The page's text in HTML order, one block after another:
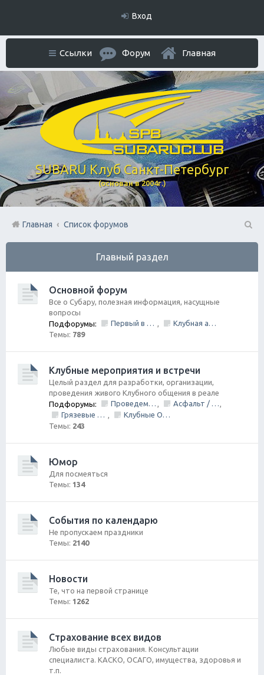
Вход
SUBARU Клуб Санкт-Петербург
(основан в 2004г.)
Ссылки Форум Главная
Главная
Список форумов
П
Главный раздел
Основной форум
Все о Субару, полезная информация, насущные
вопросы
Подфорумы:
Первый в Петербурге Subafest 2015 ,
Клубная атрибутика
Темы: 789
Клубные мероприятия и встречи
Целый раздел для разработки, организации,
проведения живого Клубного общения в реале
Подфорумы:
Проведем День Рождения Клуба, ВМЕСТЕ! , Асфальт / Грунт Покатушки
,
Грязевые покатушки/ Оффроуд
,
Клубные Ориентирования
Темы: 243
Юмор
Для посмеяться
Темы: 134
События по календарю
Не пропускаем праздники
Темы: 2140
Новости
Те, что на первой странице
Темы: 1262
Страхование всех видов
Любые виды страхования. Консультации
специалиста. КАСКО, ОСАГО, имущества, здоровья и
т.п.